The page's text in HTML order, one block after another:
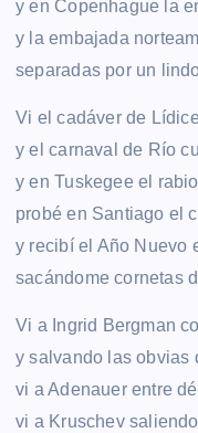
y en Copenhague la
y la embajada
separadas por un
Vi el cadáver de
y el carnaval de Río
y en Tuskegee el
probé en Santiago el
y recibí el Año Nuevo
sacándome cornetas
Vi a Ingrid Bergman
y salvando las obvias
vi a Adenauer entre
vi a Kruschev